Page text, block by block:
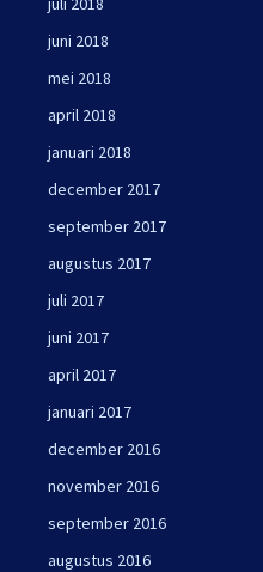
juni 2018
mei 2018
april 2018
januari 2018
december 2017
september 2017
augustus 2017
juli 2017
juni 2017
april 2017
januari 2017
december 2016
november 2016
september 2016
augustus 2016